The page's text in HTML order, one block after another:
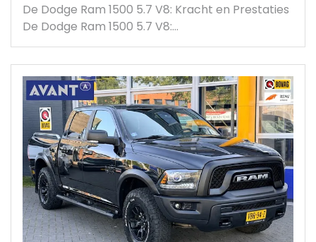
De Dodge Ram 1500 5.7 V8: Kracht en Prestaties
De Dodge Ram 1500 5.7 V8:…